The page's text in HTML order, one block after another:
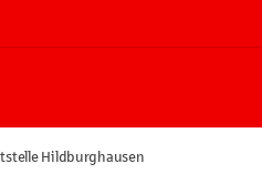
Hildburghausen